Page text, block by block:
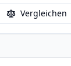
Vergleichen